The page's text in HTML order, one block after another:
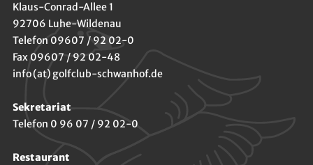
Klaus-Conrad-Allee 1
92706 Luhe-Wildenau
Telefon 09607 / 92 02-0
Fax 09607 / 92 02-48
info (at) golfclub-schwanhof.de
Sekretariat
Telefon 0 96 07 / 92 02-0
Restaurant